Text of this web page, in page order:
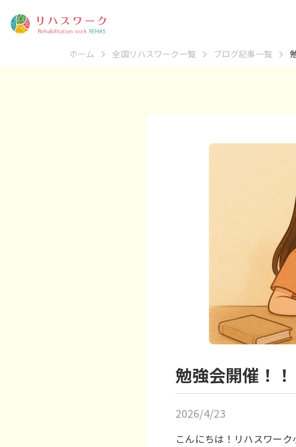
ホーム 全国リハスワーク一覧 ブログ記事一覧
勉強会開催！！
2026/4/23
こんにちは！リハスワー